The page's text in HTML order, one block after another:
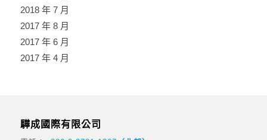
2018 年 7 月
2017 年 8 月
2017 年 6 月
2017 年 4 月
驊成國際有限公司